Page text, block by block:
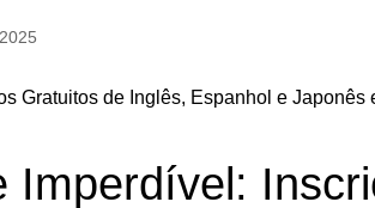
Imperdível: